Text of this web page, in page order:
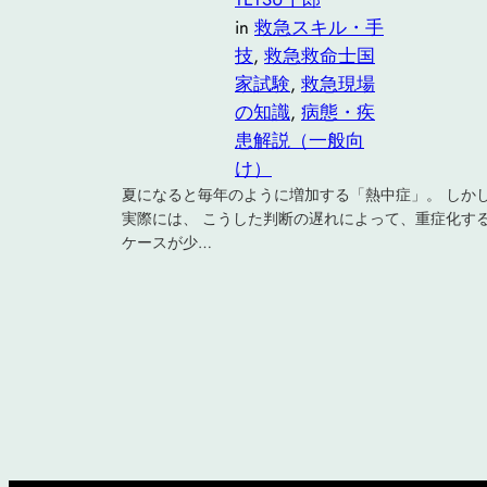
in 救急スキル・手
技, 救急救命士国
家試験, 救急現場
の知識, 病態・疾
患解説（一般向
け）
夏になると毎年のように増加する「熱中症」。 しか
実際には、 こうした判断の遅れによって、重症化す
ケースが少…